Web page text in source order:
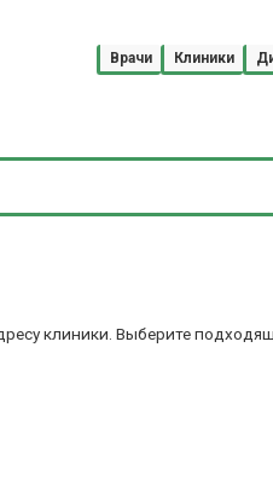
Врачи Клиники
клиники. Выберите